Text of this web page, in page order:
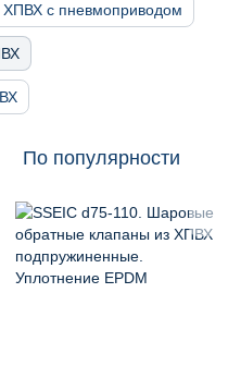
с пневмоприводом
По популярности